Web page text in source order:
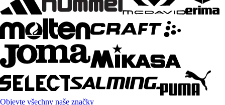
Objevte všechny naše značky